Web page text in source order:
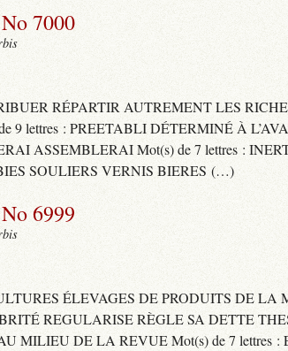
7000
RÉPARTIR AUTREMENT LES
9 lettres : PREETABLI DÉTERMINÉ À
ASSEMBLERAI Mot(s) de 7 lettres :
SOULIERS VERNIS BIERES (…)
6999
ÉLEVAGES DE PRODUITS DE
REGULARISE RÈGLE SA DETTE
MILIEU DE LA REVUE Mot(s) de 7 lettres